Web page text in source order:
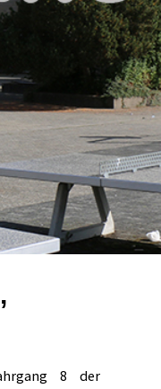
8 der